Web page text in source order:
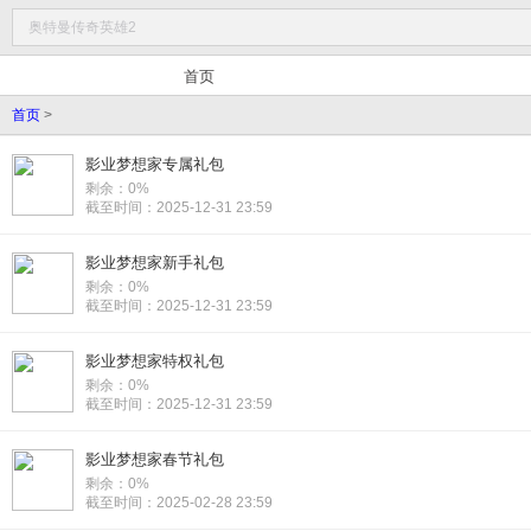
首页
首页 >
影业梦想家专属礼包
剩余：0%
截至时间：2025-12-31 23:59
影业梦想家新手礼包
剩余：0%
截至时间：2025-12-31 23:59
影业梦想家特权礼包
剩余：0%
截至时间：2025-12-31 23:59
影业梦想家春节礼包
剩余：0%
截至时间：2025-02-28 23:59